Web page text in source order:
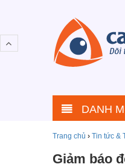
DANH
Trang chủ › Tin tức &
Giảm báo